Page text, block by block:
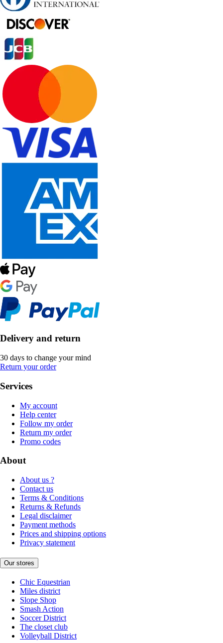
Delivery and return
30 days to change your mind
Return your order
Services
My account
Help center
Follow my order
Return my order
Promo codes
About
About us ?
Contact us
Terms & Conditions
Returns & Refunds
Legal disclaimer
Payment methods
Prices and shipping options
Privacy statement
Our stores
Chic Equestrian
Miles district
Slope Shop
Smash Action
Soccer District
The closet club
Volleyball District